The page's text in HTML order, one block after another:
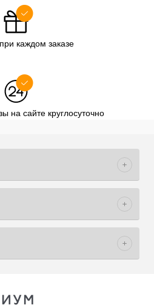
каждом заказе
на сайте круглосуточно